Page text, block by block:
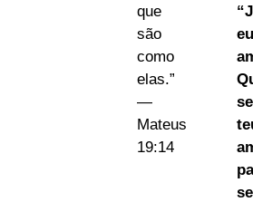
que
são
como
elas.”
—
Mateus
19:14